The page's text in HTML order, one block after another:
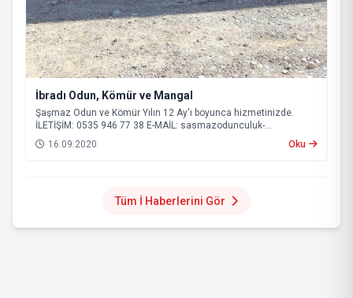
İbradı Odun, Kömür ve Mangal
Şaşmaz Odun ve Kömür Yılın 12 Ay'ı boyunca hizmetinizde.
İLETİŞİM: 0535 946 77 38 E-MAİL: sasmazodunculuk-
serik@hotmail.com
16.09.2020 Oku
Tüm İ Haberlerini Gör